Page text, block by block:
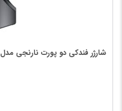
شارژر فندکی دو پورت نارنجی مدل QC